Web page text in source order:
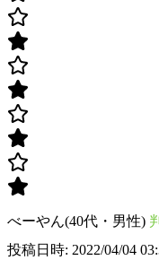
べーやん(40代・男性)
投稿日時: 2022/04/04